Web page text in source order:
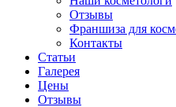
Отзывы
Франшиза для
Контакты
Статьи
Галерея
Цены
Отзывы